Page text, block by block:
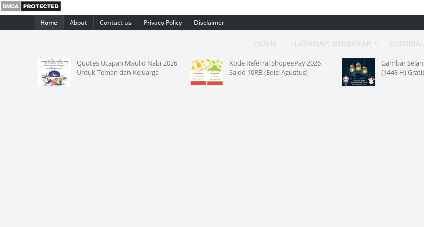
Home About Contact us Privacy Policy Disclaimer
Quotes Ucapan Maulid Nabi 2026
Untuk Teman dan Keluarga
Kode Referral ShopeePay 2026
Saldo 10RB (Edisi Agustus)
Gambar
(1448 H)